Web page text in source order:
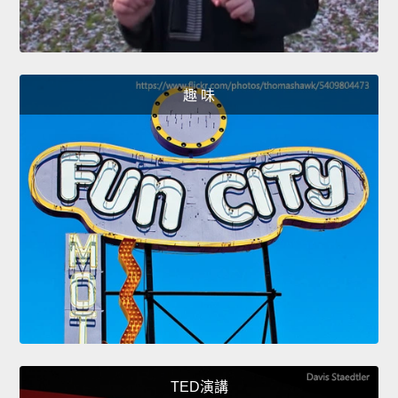
趣 味
TED演講